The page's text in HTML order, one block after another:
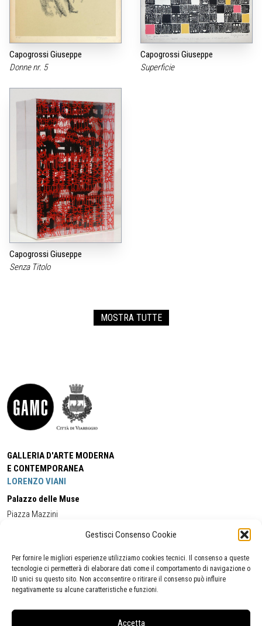
Gestisci Consenso Cookie
Per fornire le migliori esperienze utilizziamo cookies tecnici. Il consenso a queste
tecnologie ci permetterà di elaborare dati come il comportamento di navigazione o
ID unici su questo sito. Non acconsentire o ritirare il consenso può influire
negativamente su alcune caratteristiche e funzioni.
Accetta
Capogrossi Giuseppe
Donne nr. 5
Capogrossi Giuseppe
Superficie
Capogrossi Giuseppe
Senza Titolo
MOSTRA TUTTE
GALLERIA D'ARTE MODERNA
E CONTEMPORANEA
LORENZO VIANI
Palazzo delle Muse
Piazza Mazzini
Cell:+39 338 5714978 (orario apertura Galleria)
Tel:
+39 0584 944580
(orario 09.00/13.00)
Email:gamc@comune.viareggio.lu.it
Segnalazione di inaccessibilità